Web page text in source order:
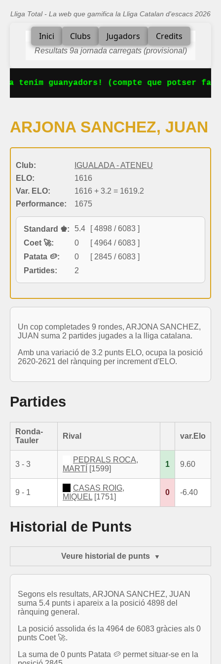
Lliga Total - La web que gamifica la Lliga Catalan d'escacs 2026
Inici Clubs Jugadors Credits
Resultats 9a jornada carregats (provisional)
tenim guanyadors! (compte que potser
ARJONA SANCHEZ, JUAN
Club:
IGUALADA - ATENEU
ELO:
1616
Var. ELO:
1616 + 3.2 = 1619.2
Performance:
1675
Standard ♚: 5.4
[ 4898 / 6083 ]
Coet 🚀:
0
[ 4964 / 6083 ]
Patata 🥔:
0
[ 2845 / 6083 ]
Partides:
2
Un cop completades 9 rondes, ARJONA SANCHEZ,
JUAN suma 2 partides jugades a la lliga catalana.
Amb una variació de 3.2 punts ELO, ocupa la posició
2620-2621 del rànquing per increment d'ELO.
Partides
Ronda-
Tauler
Rival var.Elo
3 - 3
PEDRALS ROCA,
MARTÍ [1599]
1 9.60
9 - 1
CASAS ROIG,
MIQUEL [1751]
0 -6.40
Historial de Punts
Veure historial de punts
Segons els resultats, ARJONA SANCHEZ, JUAN
suma 5.4 punts i apareix a la posició 4898 del
rànquing general.
La posició assolida és la 4964 de 6083 gràcies als 0
punts Coet 🚀.
La suma de 0 punts Patata 🥔 permet situar-se en la